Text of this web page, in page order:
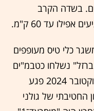
בשדה הקרב
עד 60 ק"מ.
כלי טיס מעופפים
נשלחו כטבמ"ים
גם לתקיפת בית ראש הממשלה, ובאוקטובר 2024 פגע
החטיבתי של גולני